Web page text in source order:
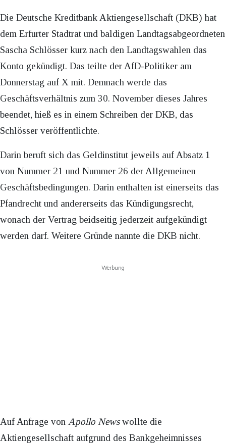
Die Deutsche Kreditbank Aktiengesellschaft (DKB) hat
dem Erfurter Stadtrat und baldigen Landtagsabgeordneten
Sascha Schlösser kurz nach den Landtagswahlen das
Konto gekündigt. Das teilte der AfD-Politiker am
Donnerstag auf X mit. Demnach werde das
Geschäftsverhältnis zum 30. November dieses Jahres
beendet, hieß es in einem Schreiben der DKB, das
Schlösser veröffentlichte.
Darin beruft sich das Geldinstitut jeweils auf Absatz 1
von Nummer 21 und Nummer 26 der Allgemeinen
Geschäftsbedingungen. Darin enthalten ist einerseits das
Pfandrecht und andererseits das Kündigungsrecht,
wonach der Vertrag beidseitig jederzeit aufgekündigt
werden darf. Weitere Gründe nannte die DKB nicht.
Werbung
Auf Anfrage von Apollo Newswollte die
Aktiengesellschaft aufgrund des Bankgeheimnisses